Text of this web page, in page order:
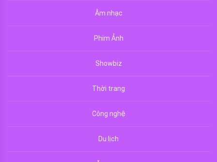
Âm nhạc
Phim Ảnh
Showbiz
Thời trang
Công nghệ
Du lịch